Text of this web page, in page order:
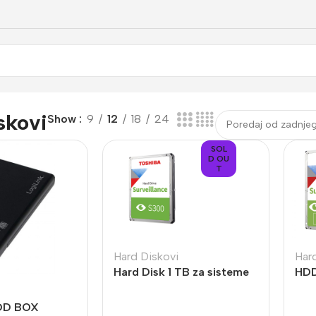
Show 9 12 18 24
BOX
SOL
D OU
T
Hard Diskovi
Hard Disk 1 TB za sisteme